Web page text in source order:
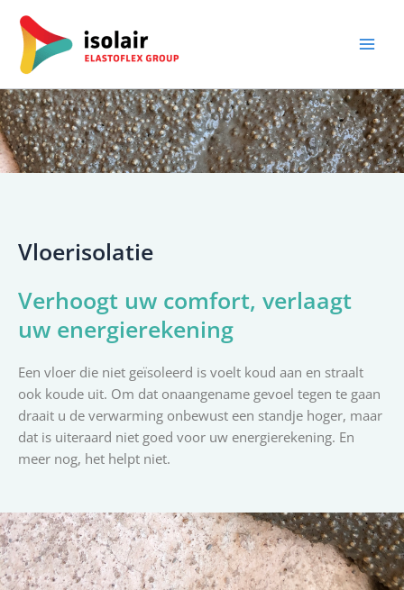
naar
inhoud
Vloerisolatie
Verhoogt uw comfort, verlaagt
uw energierekening
Een vloer die niet geïsoleerd is voelt koud aan en straalt
ook koude uit. Om dat onaangename gevoel tegen te gaan
draait u de verwarming onbewust een standje hoger, maar
dat is uiteraard niet goed voor uw energierekening. En
meer nog, het helpt niet.